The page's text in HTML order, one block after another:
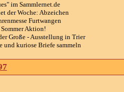
im Sammlernet.de
der Woche: Abzeichen
Furtwangen
Aktion!
Große - Ausstellung in Trier
und kuriose Briefe sammeln